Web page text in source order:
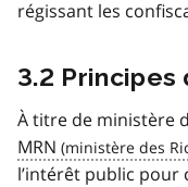
régissant les
3.2
À titre de ministère
MRN
l’intérêt public pour